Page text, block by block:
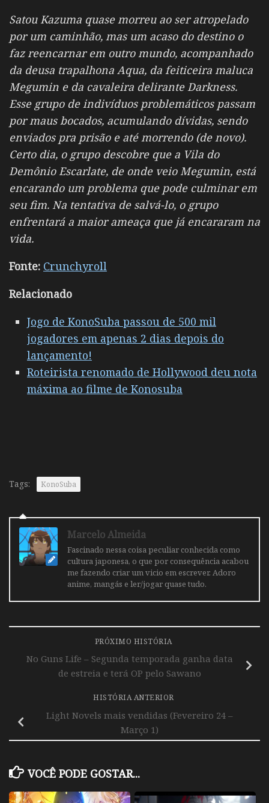
Satou Kazuma quase morreu ao ser atropelado
por um caminhão, mas um acaso do destino o
faz reencarnar em outro mundo, acompanhado
da deusa trapalhona Aqua, da feiticeira maluca
Megumin e da cavaleira delirante Darkness.
Esse grupo de indivíduos problemáticos passam
por maus bocados, acumulando dívidas, sendo
enviados pra prisão e até morrendo (de novo).
Certo dia, o grupo descobre que a Vila do
Demônio Escarlate, de onde veio Megumin, está
encarando um problema que pode culminar em
seu fim. Na tentativa de salvá-lo, o grupo
enfrentará a maior ameaça que já encararam na
vida.
Fonte: Crunchyroll
Relacionado
Jogo de KonoSuba passou de 500 mil
jogadores em apenas 2 dias depois do
lançamento!
Roteirista renomado de Hollywood deu nota
máxima ao filme de Konosuba
Tags: KonoSuba
Marcelo Almeida
Fascinado nessa coisa peculiar conhecida como
cultura japonesa, o que por consequência acabou
me fazendo criar um vicio em escrever. Adoro
anime, mangás e ler/jogar quase tudo.
PRÓXIMO HISTÓRIA
No Guns Life – Segunda temporada ganha data
de estreia e terá OP pelo Sawano
HISTÓRIA ANTERIOR
Light Novels mais vendidas (Fevereiro 24 –
Março 1)
VOCÊ PODE GOSTAR...